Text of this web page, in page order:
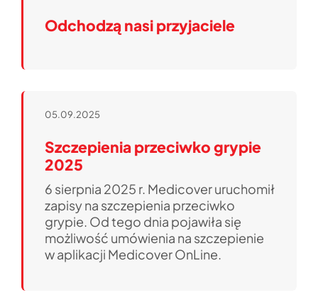
Odchodzą nasi przyjaciele
05.09.2025
Szczepienia przeciwko grypie
2025
6 sierpnia 2025 r. Medicover uruchomił
zapisy na szczepienia przeciwko
grypie. Od tego dnia pojawiła się
możliwość umówienia na szczepienie
w aplikacji Medicover OnLine.